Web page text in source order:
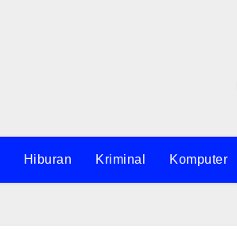
Hiburan Kriminal Komputer